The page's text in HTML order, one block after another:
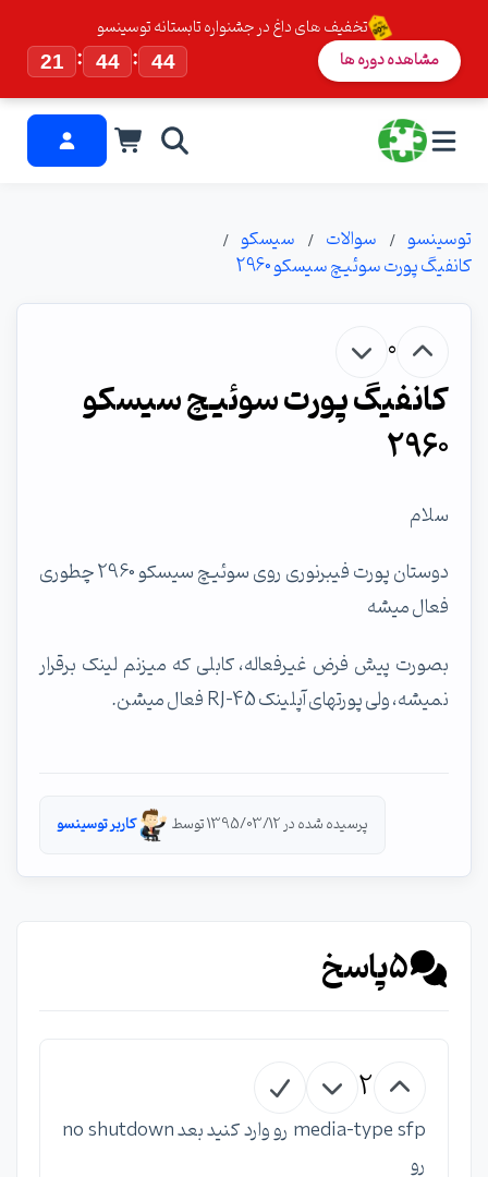
تخفیف های داغ در جشنواره تابستانه توسینسو
21
: 44 : 43 مشاهده دوره ها
توسینسو سوالات
سیسکو
کانفیگ پورت سوئیچ سیسکو 2960
0
کانفیگ پورت سوئیچ سیسکو
2960
سلام
دوستان پورت فیبرنوری روی سوئیچ سیسکو 2960 چطوری
فعال میشه
بصورت پیش فرض غیرفعاله، کابلی که میزنم لینک برقرار
نمیشه، ولی پورتهای آپلینک RJ-45 فعال میشن.
پرسیده شده در 1395/03/12 توسط کاربر توسینسو
5پاسخ
2
media-type sfp رو وارد کنید بعد no shutdown
رو